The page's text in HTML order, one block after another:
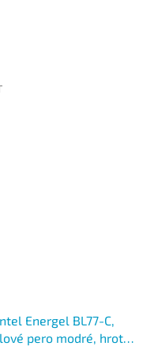
Energel BL77-C,
pero modré, hrot